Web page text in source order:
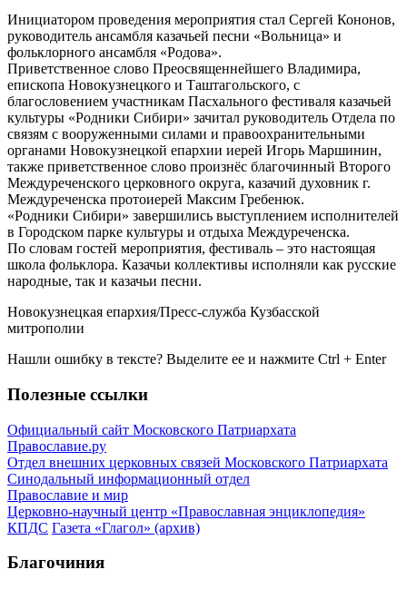
Инициатором проведения мероприятия стал Сергей Кононов,
руководитель ансамбля казачьей песни «Вольница» и
фольклорного ансамбля «Родова».
Приветственное слово Преосвященнейшего Владимира,
епископа Новокузнецкого и Таштагольского, с
благословением участникам Пасхального фестиваля казачьей
культуры «Родники Сибири» зачитал руководитель Отдела по
связям с вооруженными силами и правоохранительными
органами Новокузнецкой епархии иерей Игорь Маршинин,
также приветственное слово произнёс благочинный Второго
Междуреченского церковного округа, казачий духовник г.
Междуреченска протоиерей Максим Гребенюк.
«Родники Сибири» завершились выступлением исполнителей
в Городском парке культуры и отдыха Междуреченска.
По словам гостей мероприятия, фестиваль – это настоящая
школа фольклора. Казачьи коллективы исполняли как русские
народные, так и казачьи песни.
Новокузнецкая епархия/Пресс-служба Кузбасской
митрополии
Нашли ошибку в тексте? Выделите ее и нажмите Ctrl + Enter
Полезные ссылки
Официальный сайт Московского Патриархата
Православие.ру
Отдел внешних церковных связей Московского Патриархата
Синодальный информационный отдел
Православие и мир
Церковно-научный центр «Православная энциклопедия»
КПДС Газета «Глагол» (архив)
Благочиния